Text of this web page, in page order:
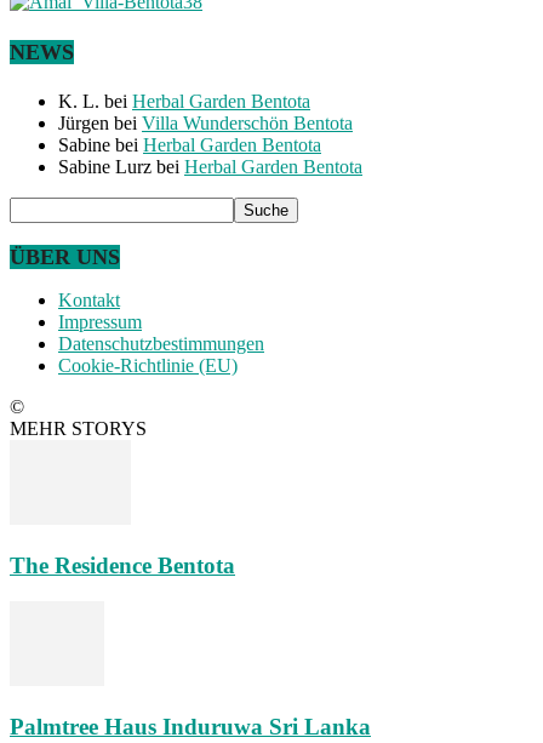
NEWS
K. L. bei Herbal Garden Bentota
Jürgen bei Villa Wunderschön Bentota
Sabine bei Herbal Garden Bentota
Sabine Lurz bei Herbal Garden Bentota
ÜBER UNS
Kontakt
Impressum
Datenschutzbestimmungen
Cookie-Richtlinie (EU)
©
MEHR STORYS
The Residence Bentota
Palmtree Haus Induruwa Sri Lanka